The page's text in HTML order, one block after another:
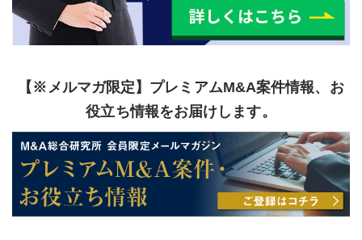
【※メルマガ限定】プレミアムM&A案件情報、お
役立ち情報をお届けします。